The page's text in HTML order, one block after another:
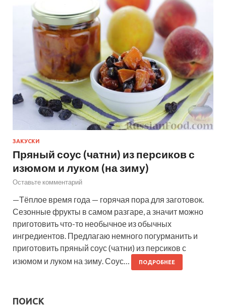
ЗАКУСКИ
Пряный соус (чатни) из персиков с
изюмом и луком (на зиму)
Оставьте комментарий
—Тёплое время года — горячая пора для заготовок.
Сезонные фрукты в самом разгаре, а значит можно
приготовить что-то необычное из обычных
ингредиентов. Предлагаю немного погурманить и
приготовить пряный соус (чатни) из персиков с
изюмом и луком на зиму. Соус…
ПОДРОБНЕЕ
ПОИСК